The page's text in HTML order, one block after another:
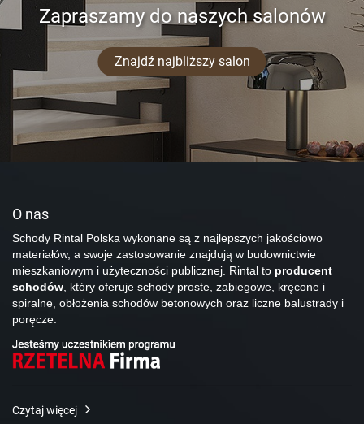
Zapraszamy do naszych salonów
Znajdź najbliższy salon
O nas
Schody Rintal Polska wykonane są z najlepszych jakościowo
materiałów, a swoje zastosowanie znajdują w budownictwie
mieszkaniowym i użyteczności publicznej. Rintal to producent
schodów, który oferuje schody proste, zabiegowe, kręcone i
spiralne, obłożenia schodów betonowych oraz liczne balustrady i
poręcze.
Czytaj więcej